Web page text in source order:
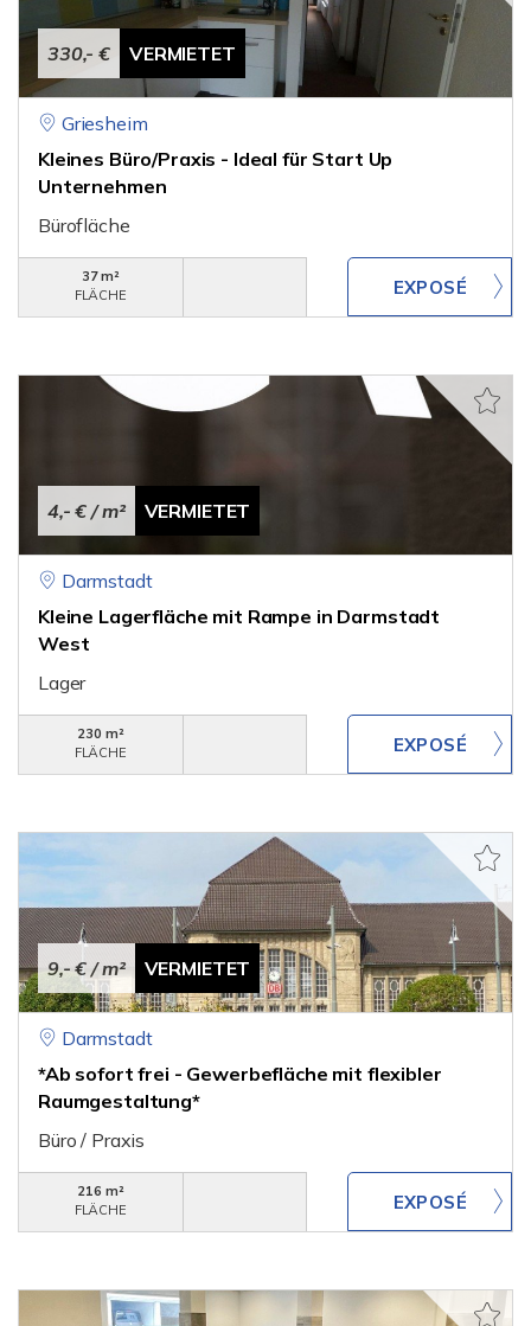
330,- € VERMIETET
Griesheim
Kleines Büro/Praxis - Ideal für Start Up
Unternehmen
Bürofläche
37 m²
FLÄCHE
4,- €/ m² VERMIETET
Darmstadt
Kleine Lagerfläche mit Rampe in Darmstadt
West
Lager
230 m²
FLÄCHE
9,- €/ m² VERMIETET
Darmstadt
*Ab sofort frei - Gewerbefläche mit flexibler
Raumgestaltung*
Büro / Praxis
216 m²
FLÄCHE